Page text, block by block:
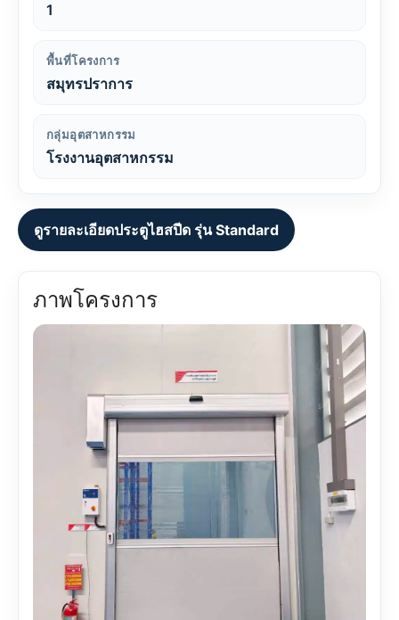
1
พื้นที่โครงการ
สมุทรปราการ
กลุ่มอุตสาหกรรม
โรงงานอุตสาหกรรม
ดูรายละเอียดประตูไฮสปีด รุ่น Standard
ภาพโครงการ